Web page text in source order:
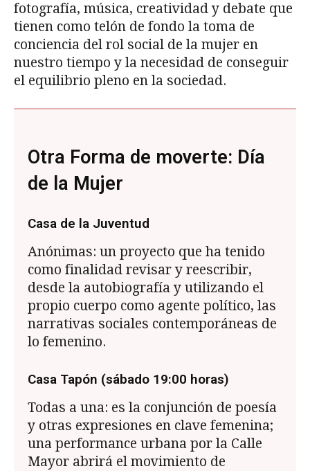
fotografía, música, creatividad y debate que
tienen como telón de fondo la toma de
conciencia del rol social de la mujer en
nuestro tiempo y la necesidad de conseguir
el equilibrio pleno en la sociedad.
Otra Forma de moverte: Día
de la Mujer
Casa de la Juventud
Anónimas: un proyecto que ha tenido
como finalidad revisar y reescribir,
desde la autobiografía y utilizando el
propio cuerpo como agente político, las
narrativas sociales contemporáneas de
lo femenino.
Casa Tapón (sábado 19:00 horas)
Todas a una: es la conjunción de poesía
y otras expresiones en clave femenina;
una performance urbana por la Calle
Mayor abrirá el movimiento de